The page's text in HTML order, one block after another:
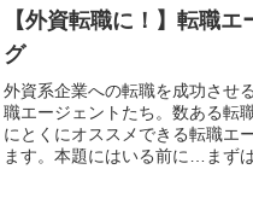
【外資転職に！】転職
グ
外資系企業への転職を成功させ
職エージェントたち。数ある転
にとくにオススメできる転職エ
ます。本題にはいる前に…まず